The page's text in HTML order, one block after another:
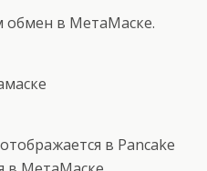
в МетаМаске.
в Pancake